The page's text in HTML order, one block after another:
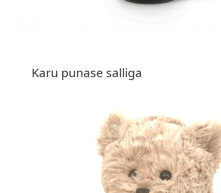
Karu punase salliga